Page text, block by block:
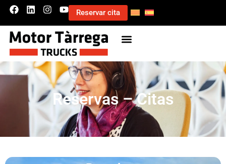
Reservar cita
Reservas – Citas